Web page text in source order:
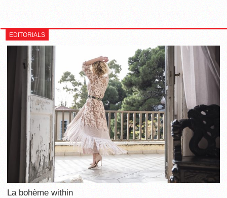
EDITORIALS
La bohème within